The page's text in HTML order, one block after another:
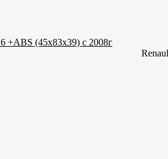
+ABS (45x83x39) c 2008г